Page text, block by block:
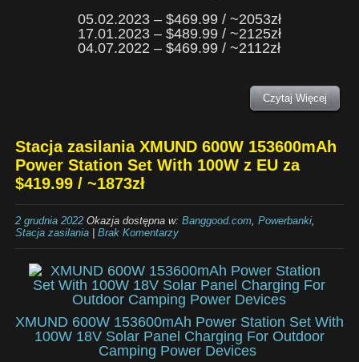
05.02.2023 – $469.99 / ~2053zł
17.01.2023 – $489.99 / ~2125zł
04.07.2022 – $469.99 / ~2112zł
Czytaj Więcej
Stacja zasilania XMUND 600W 153600mAh
Power Station Set With 100W z EU za
$419.99 / ~1873zł
2 grudnia 2022Okazja dostępna w: Banggood.com, Powerbanki,
Stacja zasilania| Brak Komentarzy
XMUND 600W 153600mAh Power Station Set With
100W 18V Solar Panel Charging For Outdoor
Camping Power Devices